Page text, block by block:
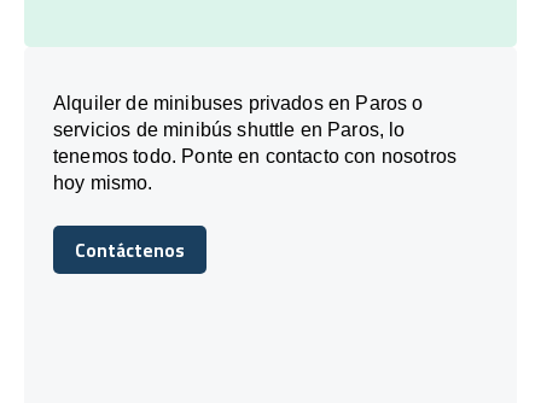
Alquiler de minibuses privados en Paros o
servicios de minibús shuttle en Paros, lo
tenemos todo. Ponte en contacto con nosotros
hoy mismo.
Contáctenos
Contáctenos